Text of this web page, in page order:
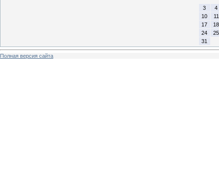
3
4
10
11
17
18
24
25
31
Полная версия сайта